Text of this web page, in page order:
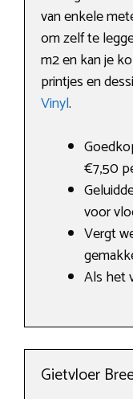
van enkele
om zelf te
m2 en kan je
printjes en
Vinyl.
€7,50
voor
Vergt
Als het
Gietvloer